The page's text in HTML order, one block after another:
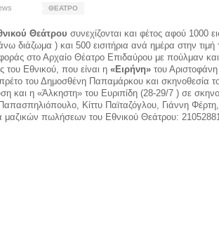
ΘΈΑΤΡΟ
Θεάτρου συνεχίζονται και φέτος αφού 1000
διάζωμα ) και 500 εισιτήρια ανά ημέρα στην
στο Αρχαίο Θέατρο Επιδαύρου με πούλμαν
του Εθνικού, που είναι η «Ειρήνη» του
του Δημοσθένη Παπαμάρκου και σκηνοθεσία
και η «Άλκηστη» του Ευριπίδη (28-29/7 ) σε
Κίττυ Παϊταζόγλου, Γιάννη
μαζικών πωλήσεων του Εθνικού Θεάτρου: